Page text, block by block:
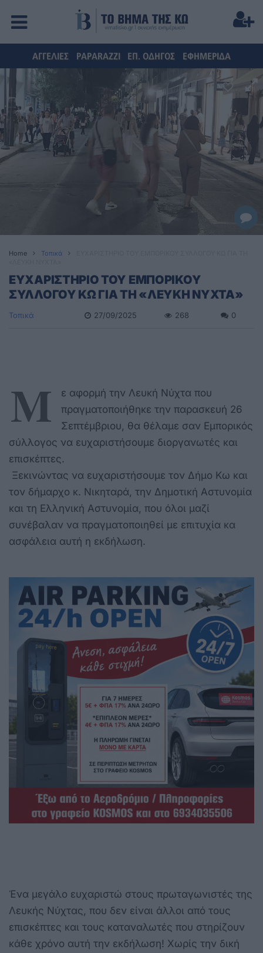
ΑΓΓΕΛΙΕΣ PAPARAZZI ΕΠ. ΟΔΗΓΟΣ ΕΦΗΜΕΡΙΔΑ
Home Τοπικά
ΕΥΧΑΡΙΣΤΗΡΙΟ ΤΟΥ ΕΜΠΟΡΙΚΟΥ
ΣΥΛΛΟΓΟΥ ΚΩ ΓΙΑ ΤΗ «ΛΕΥΚΗ ΝΥΧΤΑ»
Τοπικά 27/09/2025 268 0
Μ
ε αφορμή την Λευκή Νύχτα που
πραγματοποιήθηκε την παρασκευή 26
Σεπτέμβριου, θα θέλαμε σαν Εμπορικός
σύλλογος να ευχαριστήσουμε διοργανωτές και
επισκέπτες.
Ξεκινώντας να ευχαριστήσουμε τον Δήμο Κω και
τον δήμαρχο κ. Νικηταρά, την Δημοτική Αστυνομία
και τη Ελληνική Αστυνομία, που όλοι μαζί
συνέβαλαν να πραγματοποιηθεί με επιτυχία κα
ασφάλεια αυτή η εκδήλωση.
Ένα μεγάλο ευχαριστώ στους πρωταγωνιστές της
Λευκής Νύχτας, που δεν είναι άλλοι από τους
επισκέπτες και τους καταναλωτές που στηρίζουν
κάθε χρόνο αυτή την εκδήλωση! Χωρίς την δική